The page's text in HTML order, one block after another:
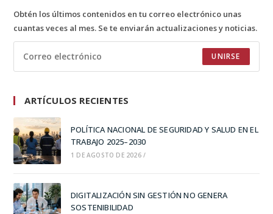
Obtén los últimos contenidos en tu correo electrónico unas
cuantas veces al mes. Se te enviarán actualizaciones y noticias.
UNIRSE
ARTÍCULOS RECIENTES
POLÍTICA NACIONAL DE SEGURIDAD Y SALUD EN EL
TRABAJO 2025–2030
1 DE AGOSTO DE 2026 /
DIGITALIZACIÓN SIN GESTIÓN NO GENERA
SOSTENIBILIDAD